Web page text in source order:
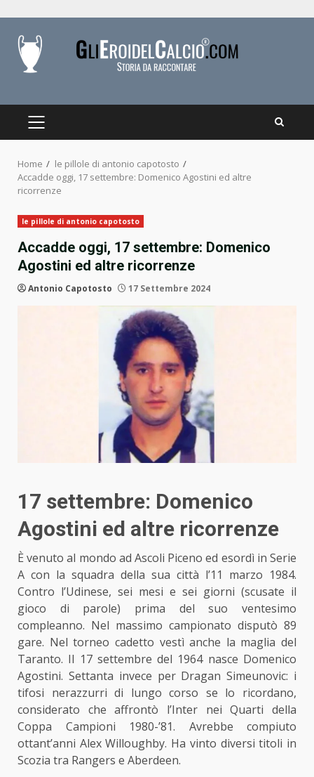
content
PRIMARY
Home
le pillole di antonio capotosto
Accadde oggi, 17 settembre: Domenico Agostini ed altre
ricorrenze
le pillole di antonio capotosto
Accadde oggi, 17 settembre: Domenico
Agostini ed altre ricorrenze
Antonio Capotosto 17 Settembre 2024
17 settembre: Domenico
Agostini ed altre ricorrenze
È venuto al mondo ad Ascoli Piceno ed esordì in Serie
A con la squadra della sua città l’11 marzo 1984.
Contro l’Udinese, sei mesi e sei giorni (scusate il
gioco di parole) prima del suo ventesimo
compleanno. Nel massimo campionato disputò 89
gare. Nel torneo cadetto vestì anche la maglia del
Taranto. Il 17 settembre del 1964 nasce Domenico
Agostini. Settanta invece per Dragan Simeunovic: i
tifosi nerazzurri di lungo corso se lo ricordano,
considerato che affrontò l’Inter nei Quarti della
Coppa Campioni 1980-’81. Avrebbe compiuto
ottant’anni Alex Willoughby. Ha vinto diversi titoli in
Scozia tra Rangers e Aberdeen.